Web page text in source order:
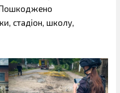
Пошкоджено
стадіон, школу,